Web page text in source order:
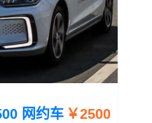
网约车 ￥2500